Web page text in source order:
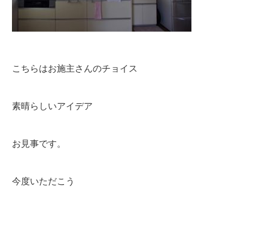
こちらはお施主さんのチョイス
素晴らしいアイデア
お見事です。
今度いただこう